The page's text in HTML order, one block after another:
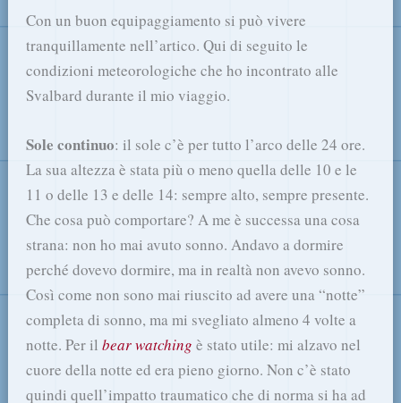
Con un buon equipaggiamento si può vivere
tranquillamente nell’artico. Qui di seguito le
condizioni meteorologiche che ho incontrato alle
Svalbard durante il mio viaggio.
Sole continuo: il sole c’è per tutto l’arco delle 24 ore.
La sua altezza è stata più o meno quella delle 10 e le
11 o delle 13 e delle 14: sempre alto, sempre presente.
Che cosa può comportare? A me è successa una cosa
strana: non ho mai avuto sonno. Andavo a dormire
perché dovevo dormire, ma in realtà non avevo sonno.
Così come non sono mai riuscito ad avere una “notte”
completa di sonno, ma mi svegliato almeno 4 volte a
notte. Per ilbear watching è stato utile: mi alzavo nel
cuore della notte ed era pieno giorno. Non c’è stato
quindi quell’impatto traumatico che di norma si ha ad